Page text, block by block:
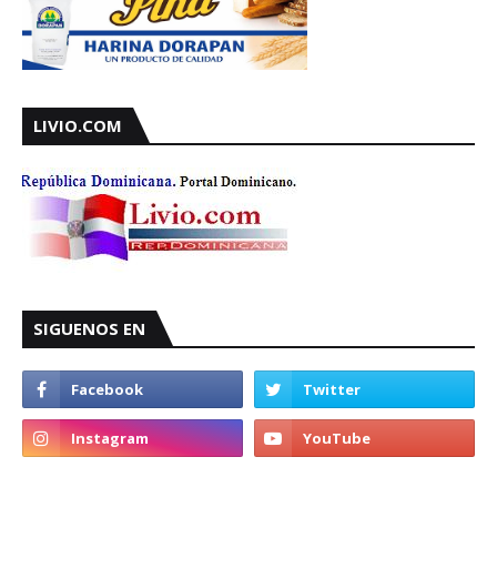
LIVIO.COM
SIGUENOS EN